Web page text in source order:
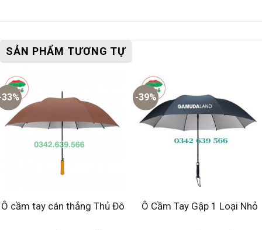
SẢN PHẨM TƯƠNG TỰ
Ô cầm tay cán thẳng Thủ Đô
-39%
Ô Cầm Tay Gập 1 Loại Nhỏ